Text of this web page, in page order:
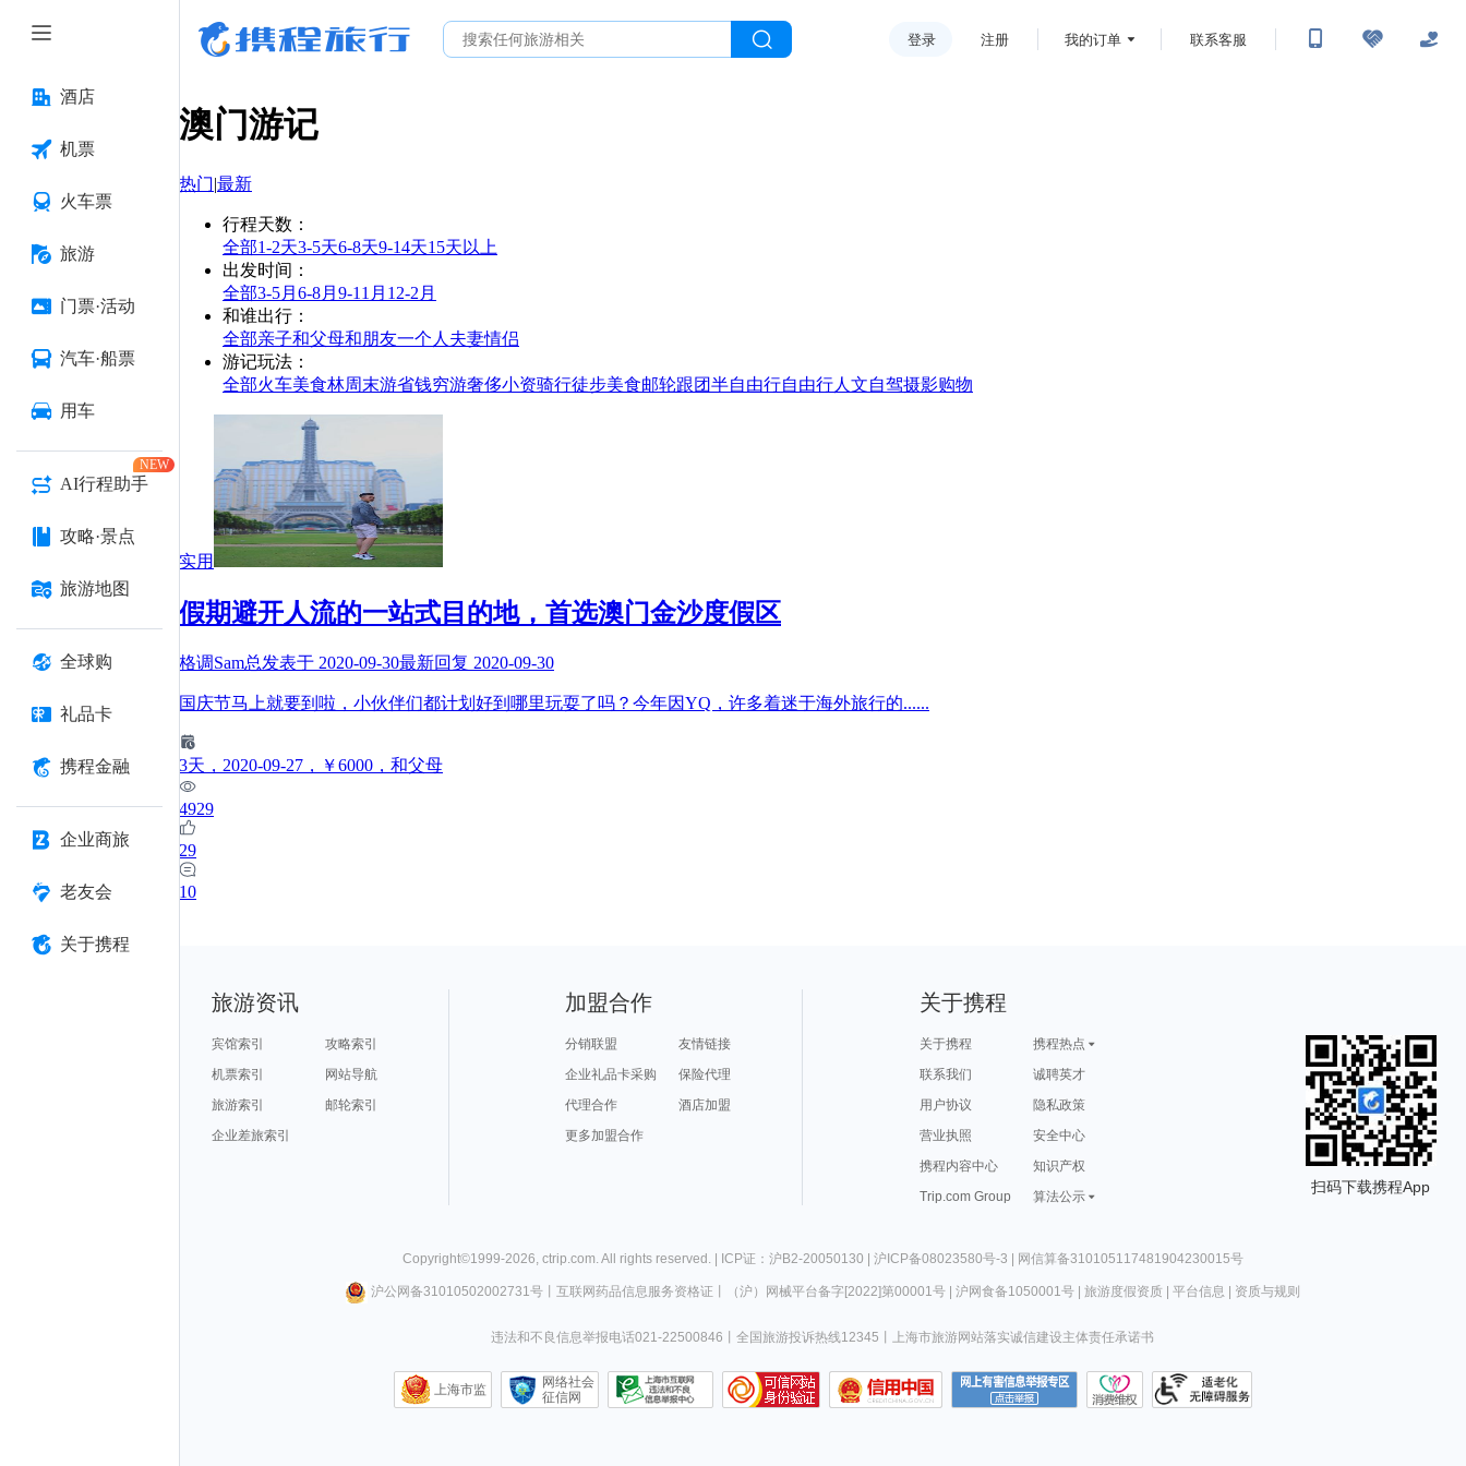
酒店
机票
火车票
旅游
门票·活动
汽车·船票
用车
AI行程助手
NEW
攻略·景点
旅游地图
全球购
礼品卡
携程金融
企业商旅
老友会
关于携程
登录 注册 我的订单 联系客服
澳门游记
热门|最新
行程天数 ：
全部1-2天3-5天6-8天9-14天15天以上
出发时间 ：
全部3-5月 6-8月 9-11月 12-2月
和谁出行 ：
全部亲子和父母和朋友一个人 夫妻情侣
游记玩法 ：
全部火车美食林周末游省钱穷游奢侈小资骑行徒步美食邮轮跟团半自由行自由行人文自驾摄影购物
实用
假期避开人流的一站式目的地，首选澳门金沙度假区
格调Sam总发表于 2020-09-30最新回复 2020-09-30
国庆节马上就要到啦，小伙伴们都计划好到哪里玩耍了吗？今年因YQ，许多着迷于海外旅行的......
3天 ，2020-09-27 ，￥6000 ，和父母
4929
29
10
旅游资讯
宾馆索引
攻略索引
机票索引
网站导航
旅游索引
邮轮索引
企业差旅索引
加盟合作
分销联盟
友情链接
企业礼品卡采购
保险代理
代理合作
酒店加盟
更多加盟合作
关于携程
关于携程
携程热点
联系我们
诚聘英才
用户协议
隐私政策
营业执照
安全中心
携程内容中心
知识产权
Trip.com Group
算法公示
扫码下载携程App
Copyright©1999-2026 ctrip.com . All rights reserved. | ICP证：沪B2-20050130 | 沪ICP备08023580号-3 | 网信算备310105117481904230015号
沪公网备31010502002731号丨 互联网药品信息服务资格证 （沪）网械平台备字[2022]第00001号| 沪网食备1050001号| 旅游度假资质| 平台信息 | 资质与规则
违法和不良信息举报电话021-22500846 全国旅游投诉热线12345 上海市旅游网站落实诚信建设主体责任承诺书
上海市监
网络社会
征信网